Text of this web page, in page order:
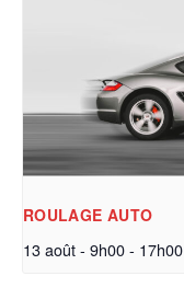
ROULAGE AUTO
13 août - 9h00- 17h00